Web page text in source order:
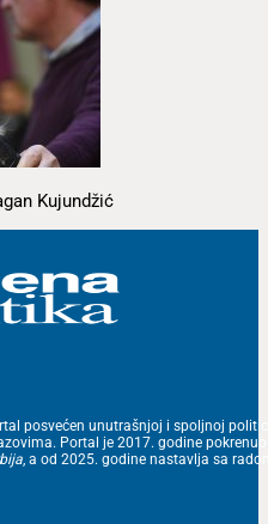
Kujundžić
posvećen unutrašnjoj i spoljnoj
Portal je 2017. godine
, a od 2025. godine nastavlja sa